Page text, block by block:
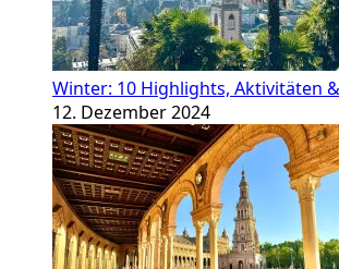
Winter: 10 Highlights, Aktivitäten
12. Dezember 2024